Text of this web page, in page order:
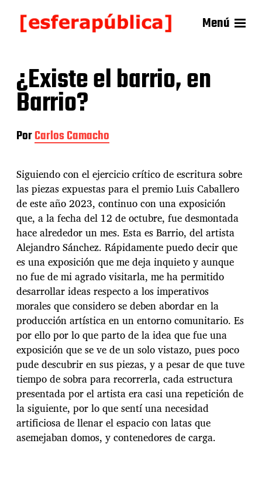
Menú
¿Existe el barrio, en
Barrio?
PorCarlos Camacho
Siguiendo con el ejercicio crítico de escritura sobre
las piezas expuestas para el premio Luis Caballero
de este año 2023, continuo con una exposición
que, a la fecha del 12 de octubre, fue desmontada
hace alrededor un mes. Esta es Barrio, del artista
Alejandro Sánchez. Rápidamente puedo decir que
es una exposición que me deja inquieto y aunque
no fue de mi agrado visitarla, me ha permitido
desarrollar ideas respecto a los imperativos
morales que considero se deben abordar en la
producción artística en un entorno comunitario. Es
por ello por lo que parto de la idea que fue una
exposición que se ve de un solo vistazo, pues poco
pude descubrir en sus piezas, y a pesar de que tuve
tiempo de sobra para recorrerla, cada estructura
presentada por el artista era casi una repetición de
la siguiente, por lo que sentí una necesidad
artificiosa de llenar el espacio con latas que
asemejaban domos, y contenedores de carga.